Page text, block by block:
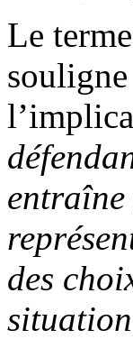
Le
entraîne
des
situation